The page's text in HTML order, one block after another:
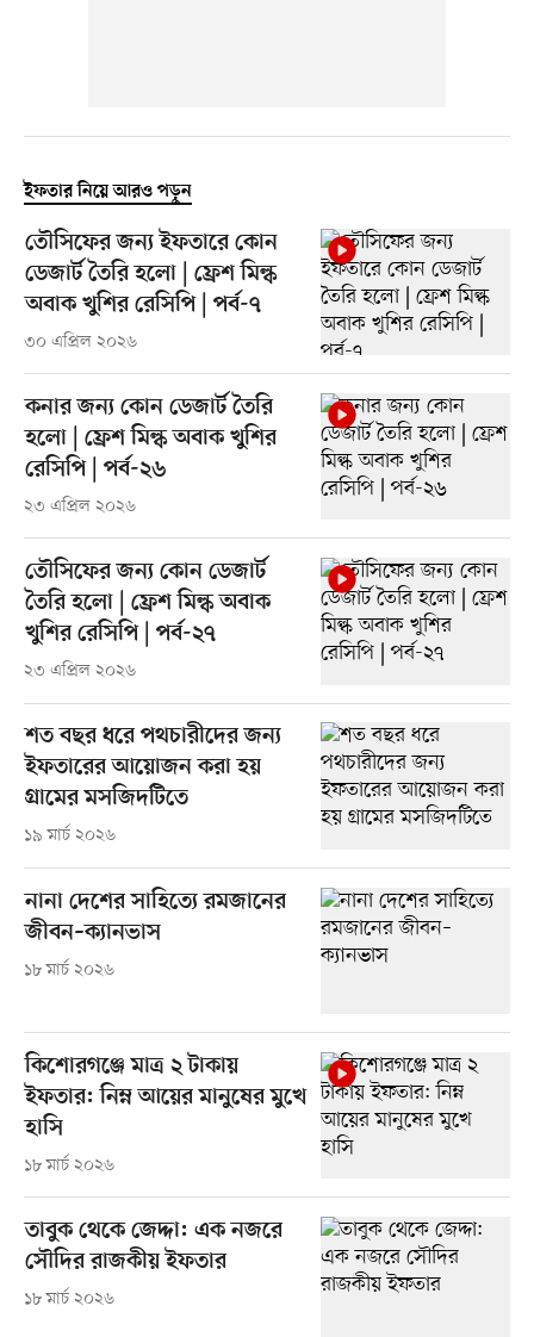
ইফতার নিয়ে আরও পড়ুন
তৌসিফের জন্য ইফতারে কোন
ডেজার্ট তৈরি হলো | ফ্রেশ মিল্ক
অবাক খুশির রেসিপি | পর্ব-৭
৩০ এপ্রিল ২০২৬
কনার জন্য কোন ডেজার্ট তৈরি
হলো | ফ্রেশ মিল্ক অবাক খুশির
রেসিপি | পর্ব-২৬
২৩ এপ্রিল ২০২৬
তৌসিফের জন্য কোন ডেজার্ট
তৈরি হলো | ফ্রেশ মিল্ক অবাক
খুশির রেসিপি | পর্ব-২৭
২৩ এপ্রিল ২০২৬
শত বছর ধরে পথচারীদের জন্য
ইফতারের আয়োজন করা হয়
গ্রামের মসজিদটিতে
১৯ মার্চ ২০২৬
নানা দেশের সাহিত্যে রমজানের
জীবন–ক্যানভাস
১৮ মার্চ ২০২৬
কিশোরগঞ্জে মাত্র ২ টাকায়
ইফতার: নিম্ন আয়ের মানুষের মুখে
হাসি
১৮ মার্চ ২০২৬
তাবুক থেকে জেদ্দা: এক নজরে
সৌদির রাজকীয় ইফতার
১৮ মার্চ ২০২৬